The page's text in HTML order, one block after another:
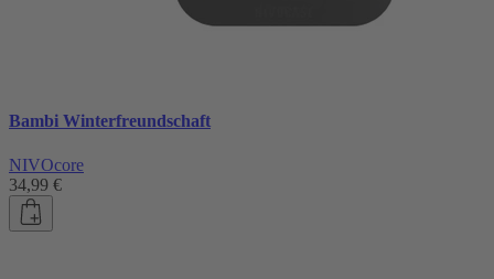
Bambi Winterfreundschaft
NIVOcore
34,99 €